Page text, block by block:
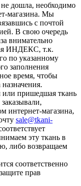
дошла, необходимо
магазина. Мы
с почтой
В свою очередь
внимательно
ИНДЕКС, т.к.
по указанному
заполнения
время, чтобы
или пришедшая ткань
интернет-магазина,
sale@tkani-
эту ткань в
либо возвращаем
соответственно
прав